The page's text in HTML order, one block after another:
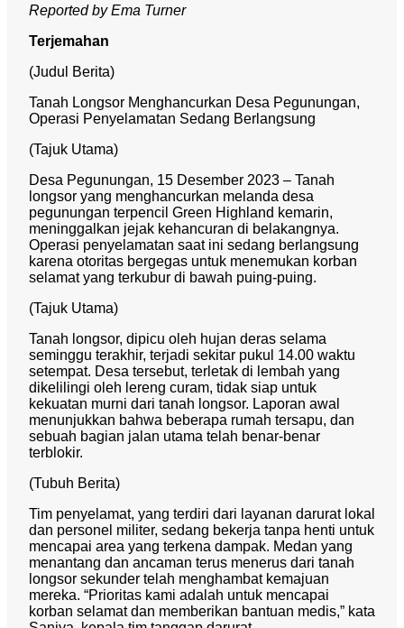
Reported by Ema Turner
Terjemahan
(Judul Berita)
Tanah Longsor Menghancurkan Desa Pegunungan,
Operasi Penyelamatan Sedang Berlangsung
(Tajuk Utama)
Desa Pegunungan, 15 Desember 2023 – Tanah
longsor yang menghancurkan melanda desa
pegunungan terpencil Green Highland kemarin,
meninggalkan jejak kehancuran di belakangnya.
Operasi penyelamatan saat ini sedang berlangsung
karena otoritas bergegas untuk menemukan korban
selamat yang terkubur di bawah puing-puing.
(Tajuk Utama)
Tanah longsor, dipicu oleh hujan deras selama
seminggu terakhir, terjadi sekitar pukul 14.00 waktu
setempat. Desa tersebut, terletak di lembah yang
dikelilingi oleh lereng curam, tidak siap untuk
kekuatan murni dari tanah longsor. Laporan awal
menunjukkan bahwa beberapa rumah tersapu, dan
sebuah bagian jalan utama telah benar-benar
terblokir.
(Tubuh Berita)
Tim penyelamat, yang terdiri dari layanan darurat lokal
dan personel militer, sedang bekerja tanpa henti untuk
mencapai area yang terkena dampak. Medan yang
menantang dan ancaman terus menerus dari tanah
longsor sekunder telah menghambat kemajuan
mereka. “Prioritas kami adalah untuk mencapai
korban selamat dan memberikan bantuan medis,” kata